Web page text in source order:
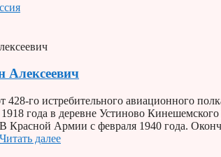
Алексеевич
го истребительного авиационного
1918 года в деревне Устиново
Красной Армии с февраля 1940 года.
Читать далее